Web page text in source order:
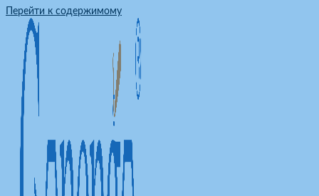
Перейти к содержимому